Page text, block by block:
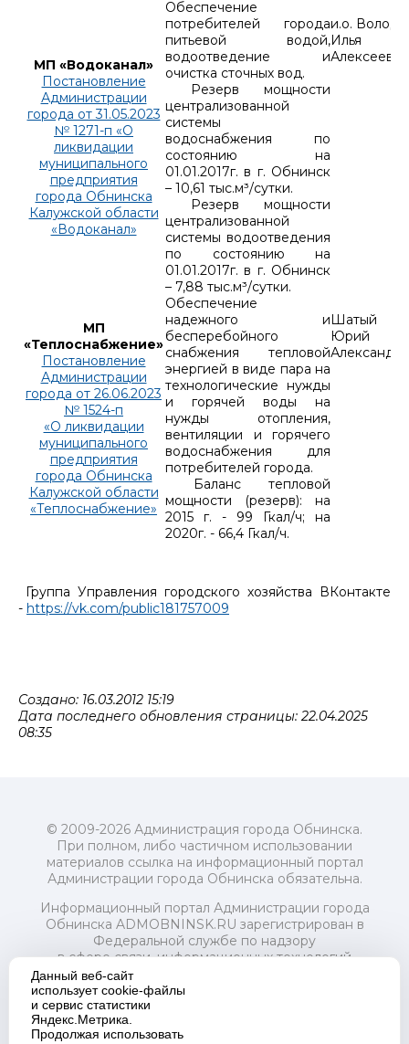
МП «Водоканал»
Постановление
Администрации
города от 31.05.2023
№ 1271-п «О
ликвидации
муниципального
предприятия
города Обнинска
Калужской области
«Водоканал»
Обеспечение
потребителей города
питьевой водой,
водоотведение и
очистка сточных вод.
Резерв мощности
централизованной
системы
водоснабжения по
состоянию на
01.01.2017г. в г. Обнинск
– 10,61 тыс.м³/сутки.
Резерв мощности
централизованной
системы водоотведения
по состоянию на
01.01.2017г. в г. Обнинск
– 7,88 тыс.м³/сутки.
и.о.
Илья
Алексеевич
МП
«Теплоснабжение»
Постановление
Администрации
города от 26.06.2023
№ 1524-п
«О ликвидации
муниципального
предприятия
города Обнинска
Калужской области
«Теплоснабжение»
Обеспечение
надежного и
бесперебойного
снабжения тепловой
энергией в виде пара на
технологические нужды
и горячей воды на
нужды отопления,
вентиляции и горячего
водоснабжения для
потребителей города.
Баланс тепловой
мощности (резерв): на
2015 г. - 99 Гкал/ч; на
2020г. - 66,4 Гкал/ч.
Шатый
Юрий
Группа Управления городского хозяйства ВКонтакте
- https://vk.com/public181757009
Создано: 16.03.2012 15:19
Дата последнего обновления страницы: 22.04.2025
08:35
© 2009-2026 Администрация города Обнинска.
При полном, либо частичном использовании
материалов ссылка на информационный портал
Администрации города Обнинска обязательна.
Информационный портал Администрации города
Обнинска ADMOBNINSK.RU зарегистрирован в
Федеральной службе по надзору
в сфере связи, информационных технологий
и массовых коммуникаций (Роскомнадзор) 24 июля
2018 года.
Свидетельство о регистрации Эл № ФС77-73321
Учредитель: Администрация (исполнительно-
Данный веб-сайт
использует cookie-файлы
и сервис статистики
Яндекс.Метрика.
Продолжая использовать